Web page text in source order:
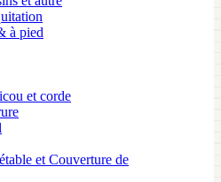
à pied
et corde
et Couverture de